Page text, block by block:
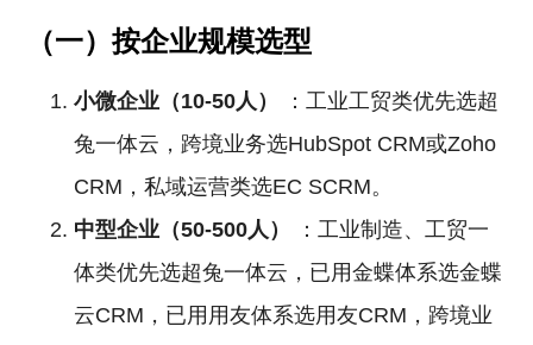
（一）按企业规模选型
小微企业（10-50人）
：工业工贸类优先选超
兔一体云，跨境业务选HubSpot CRM或Zoho
CRM，私域运营类选EC SCRM。
中型企业（50-500人）
：工业制造、工贸一
体类优先选超兔一体云，已用金蝶体系选金蝶
云CRM，已用用友体系选用友CRM，跨境业